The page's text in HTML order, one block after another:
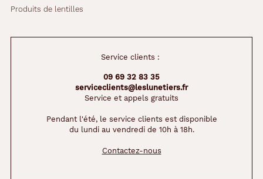
Produits de lentilles
Service clients :
09 69 32 83 35
serviceclients@leslunetiers.fr
Service et appels gratuits
Pendant l'été, le service clients est disponible
du lundi au vendredi de 10h à 18h.
Contactez-nous